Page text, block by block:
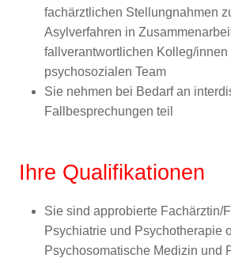
fachärztlichen Stellungnahmen
Asylverfahren in
fallverantwortlichen Kolleg/innen
psychosozialen Team
Sie nehmen bei Bedarf an
Fallbesprechungen teil
Ihre Qualifikationen
Sie sind approbierte Fachärztin/
Psychiatrie und Psychotherapie
Psychosomatische Medizin und